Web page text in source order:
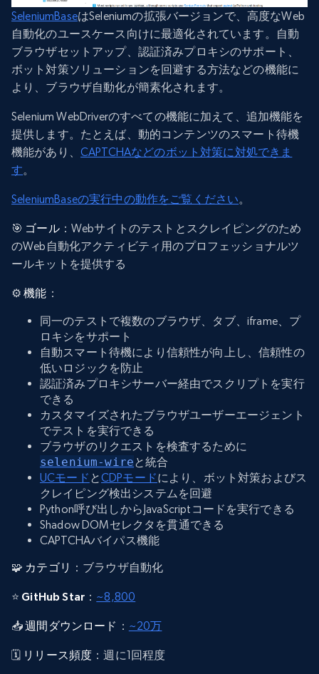
SeleniumBaseはSeleniumの拡張バージョンで、高度なWeb
自動化のユースケース向けに最適化されています。自動
ブラウザセットアップ、認証済みプロキシのサポート、
ボット対策ソリューションを回避する方法などの機能に
より、ブラウザ自動化が簡素化されます。
Selenium WebDriverのすべての機能に加えて、追加機能を
提供します。たとえば、動的コンテンツのスマート待機
機能があり、 CAPTCHAなどのボット対策に対処できま
す。
SeleniumBaseの実行中の動作をご覧ください。
🎯 ゴール：Webサイトのテストとスクレイピングのため
のWeb自動化アクティビティ用のプロフェッショナルツ
ールキットを提供する
⚙️機能 ：
同一のテストで複数のブラウザ、タブ、iframe、プ
ロキシをサポート
自動スマート待機により信頼性が向上し、信頼性の
低いロジックを防止
認証済みプロキシサーバー経由でスクリプトを実行
できる
カスタマイズされたブラウザユーザーエージェント
でテストを実行できる
ブラウザのリクエストを検査するために
selenium-wireと統合
UCモード とCDPモードにより、ボット対策およびス
クレイピング検出システムを回避
Python呼び出しからJavaScriptコードを実行できる
Shadow DOMセレクタを貫通できる
CAPTCHAバイパス機能
🧩 カテゴリ ：ブラウザ自動化
⭐ GitHub Star ： ~8,800
📥週間ダウンロード ： ~20万
🗓️ リリース頻度 ：週に1回程度